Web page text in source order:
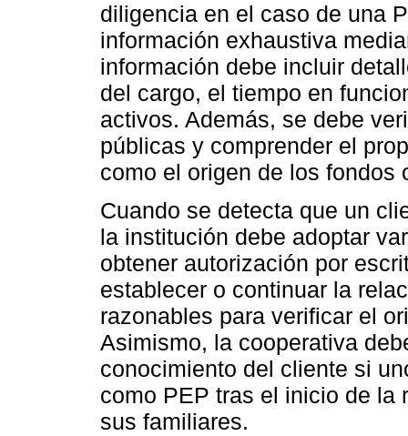
diligencia en el caso de una
información exhaustiva
información debe incluir
del cargo, el tiempo en
activos. Además, se debe
públicas y comprender el
como el origen de los fondos
Cuando se detecta que un
la institución debe adoptar
obtener autorización por
establecer o continuar la
razonables para verificar el
Asimismo, la cooperativa
conocimiento del cliente si
como PEP tras el inicio de la
sus familiares.